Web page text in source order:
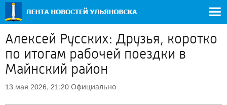
Алексей Русских: Друзья, коротко
по итогам рабочей поездки в
Майнский район
13 мая 2026, 21:20 Официально